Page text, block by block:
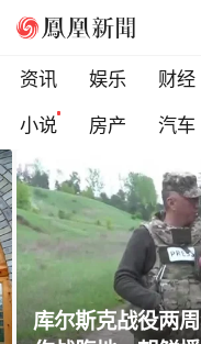
资讯 娱乐 财经
小说
房产 汽车
库尔斯克战役两